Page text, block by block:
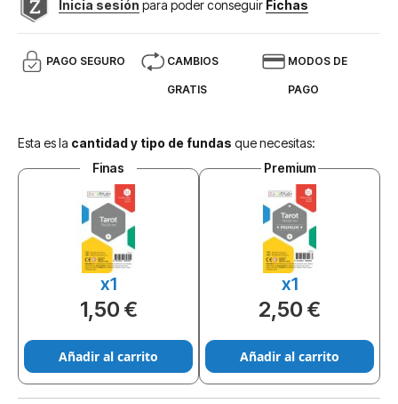
Inicia sesión para poder conseguir Fichas
PAGO SEGURO CAMBIOS
GRATIS
MODOS DE
PAGO
Esta es la cantidad y tipo de fundas que necesitas:
Finas
x1
1,50 €
Añadir al carrito
Premium
x1
2,50 €
Añadir al carrito